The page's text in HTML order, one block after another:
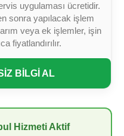
uygulaması ücretidir.
sonra yapılacak işlem
veya ek işlemler, işin
fiyatlandırılır.
BİLGİ AL
Hizmeti Aktif